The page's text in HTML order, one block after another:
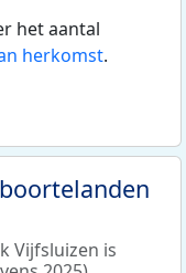
het aantal
herkomst.
Vijfsluizen is